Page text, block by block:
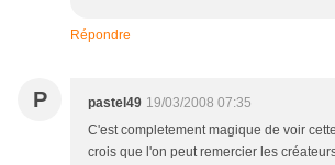
Répondre
P pastel49 19/03/2008 07:35
C'est completement magique de voir
crois que l'on peut remercier les